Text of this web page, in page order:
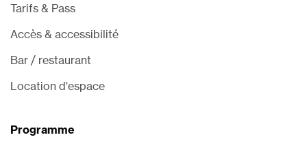
Tarifs & Pass
Accès & accessibilité
Bar / restaurant
Location d'espace
Programme